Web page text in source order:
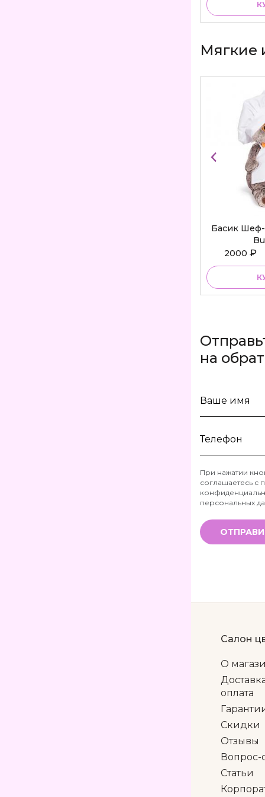
Мягкие
Басик
2000₽
на
Ваше
Телефон
*
При нажатии
соглашаетесь с
персональных
Салон
О
оплата
Скидки
Отзывы
Вопрос-
Статьи